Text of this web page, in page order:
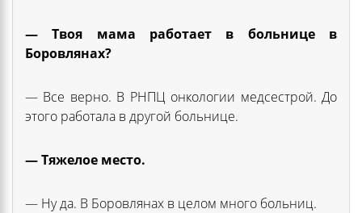
— Твоя мама работает в больнице в
Боровлянах?
— Все верно. В РНПЦ онкологии медсестрой. До
этого работала в другой больнице.
— Тяжелое место.
— Ну да. В Боровлянах в целом много больниц.